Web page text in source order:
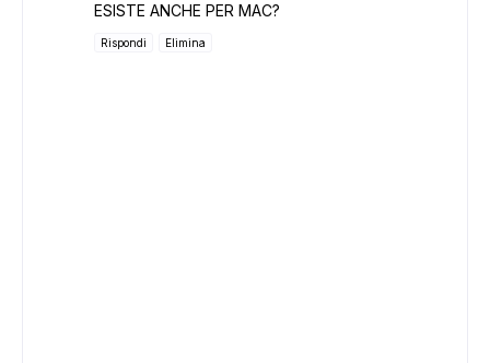
ESISTE ANCHE PER MAC?
Rispondi Elimina